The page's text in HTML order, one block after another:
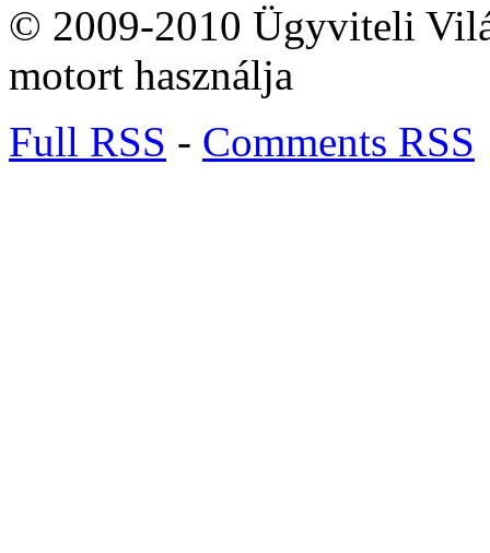
© 2009-2010 Ügyviteli
motort használja
Full RSS - Comments RSS